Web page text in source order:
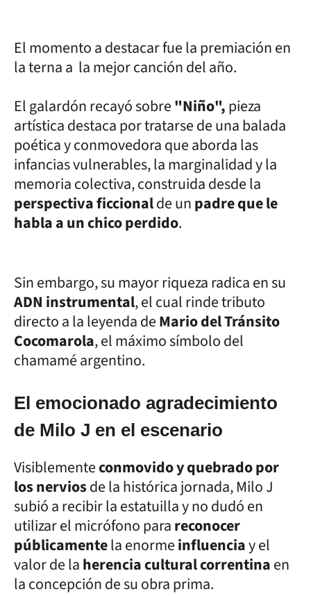
El momento a destacar fue la premiación en
la terna a la mejor canción del año.
El galardón recayó sobre"Niño",pieza
artística destaca por tratarse de una balada
poética y conmovedora que aborda las
infancias vulnerables, la marginalidad y la
memoria colectiva, construida desde la
perspectiva ficcionalde unpadre que le
habla a un chico perdido.
Sin embargo, su mayor riqueza radica en su
ADN instrumental, el cual rinde tributo
directo a la leyenda deMario del Tránsito
Cocomarola, el máximo símbolo del
chamamé argentino.
El emocionado agradecimiento
de Milo J en el escenario
Visiblementeconmovido y quebrado por
los nerviosde la histórica jornada, Milo J
subió a recibir la estatuilla y no dudó en
utilizar el micrófono parareconocer
públicamentela enormeinfluenciay el
valor de laherencia cultural correntinaen
la concepción de su obra prima.